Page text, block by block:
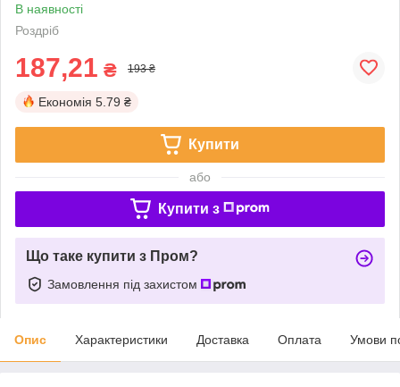
В наявності
Роздріб
187,21 ₴ 193 ₴
Економія 5.79 ₴
Купити
або
Купити з
Що таке купити з Пром?
Замовлення під захистом
Опис Характеристики Доставка Оплата Умови